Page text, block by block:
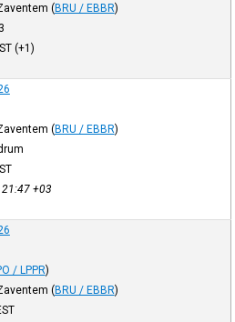
(BRU / EBBR)
(+1)
(BRU / EBBR)
21:47 +03
/ LPPR)
(BRU / EBBR)